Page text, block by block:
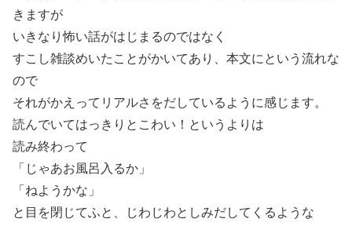
きますが
いきなり怖い話がはじまるのではなく
すこし雑談めいたことがかいてあり、本文にという流れな
ので
それがかえってリアルさをだしているように感じます。
読んでいてはっきりとこわい！というよりは
読み終わって
「じゃあお風呂入るか」
「ねようかな」
と目を閉じてふと、じわじわとしみだしてくるような